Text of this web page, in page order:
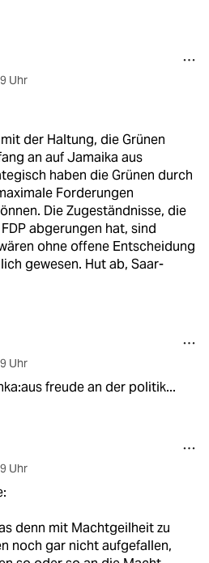
Uhr
der Haltung, die Grünen
an auf Jamaika aus
haben die Grünen durch
Forderungen
Die Zugeständnisse, die
abgerungen hat, sind
ohne offene Entscheidung
gewesen. Hut ab, Saar-
Uhr
freude an der politik...
Uhr
denn mit Machtgeilheit zu
noch gar nicht aufgefallen,